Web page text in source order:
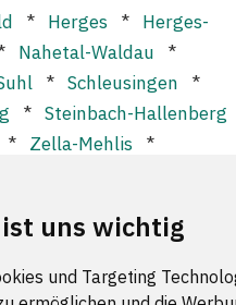
uns wichtig
und Targeting
* Herges * Herges-
Nahetal-Waldau *
* Schleusingen *
* Steinbach-Hallenberg
* Zella-Mehlis *